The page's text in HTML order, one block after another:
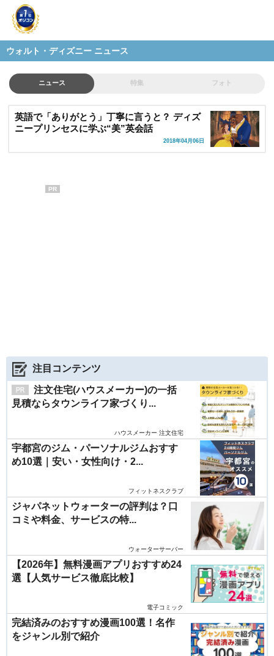
ウォルト・ディズニー ニュース
ニュース 特集 フォト
英語で「ありがとう」丁寧に言うと？ ディズ
ニープリンセスに学ぶ“美”英会話
2018年04月06日
PR
注目コンテンツ
注文住宅(ハウスメーカー)の一括
見積ならタウンライフ家づくり...
ハウスメーカー 注文住宅
宇都宮のジム・パーソナルジムおすす
め10選｜安い・女性向け・2...
フィットネスクラブ
ジャパネットウォーターの評判は？口
コミや料金、サービスの特...
ウォーターサーバー
【2026年】無料漫画アプリおすすめ24
選【人気サービス徹底比較】
電子コミック
完結済みのおすすめ漫画100選！名作
をジャンル別で紹介